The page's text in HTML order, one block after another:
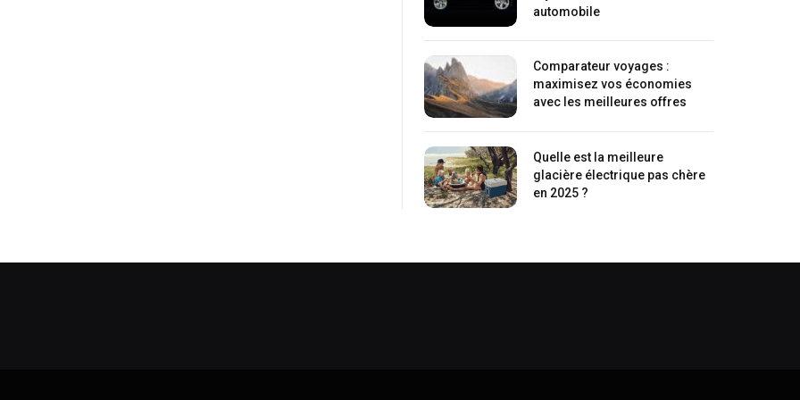
automobile
Comparateur voyages :
maximisez vos économies
avec les meilleures offres
Quelle est la meilleure
glacière électrique pas chère
en 2025 ?